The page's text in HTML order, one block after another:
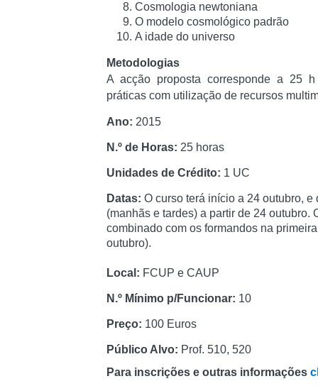
Cosmologia newtoniana
O modelo cosmológico padrão
A idade do universo
Metodologias
A acção proposta corresponde a 25
práticas com utilização de recursos
Ano: 2015
N.º de Horas: 25 horas
Unidades de Crédito: 1 UC
Datas: O curso terá início a 24 outubro,
(manhãs e tardes) a partir de 24 outubro.
combinado com os formandos na
outubro).
Local: FCUP e CAUP
N.º Mínimo p/Funcionar: 10
Preço: 100 Euros
Público Alvo: Prof. 510, 520
Para inscrições e outras informações